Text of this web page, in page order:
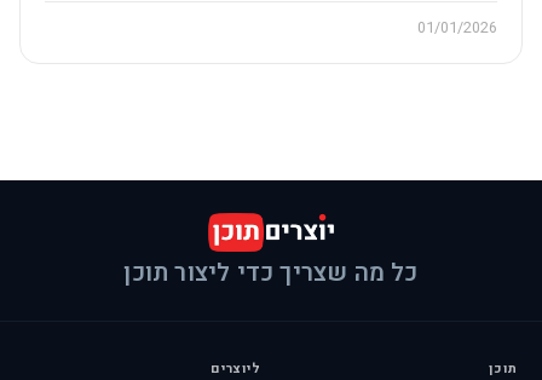
01/01/2026
כל מה שצריך כדי ליצור תוכן
תוכן ליוצרים